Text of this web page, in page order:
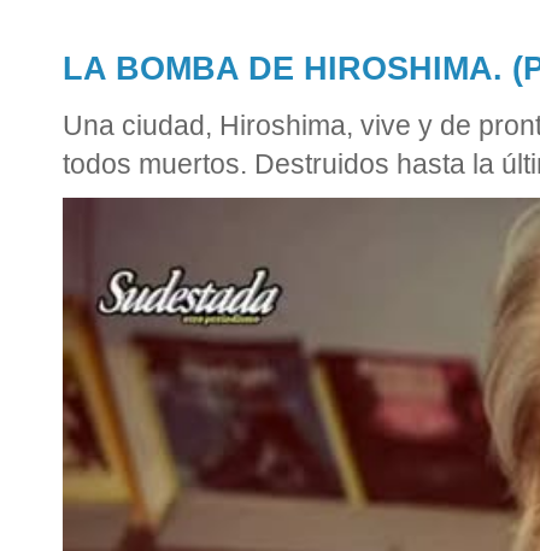
LA BOMBA DE HIROSHIMA.
Una ciudad, Hiroshima, vive y de
todos muertos. Destruidos hasta la